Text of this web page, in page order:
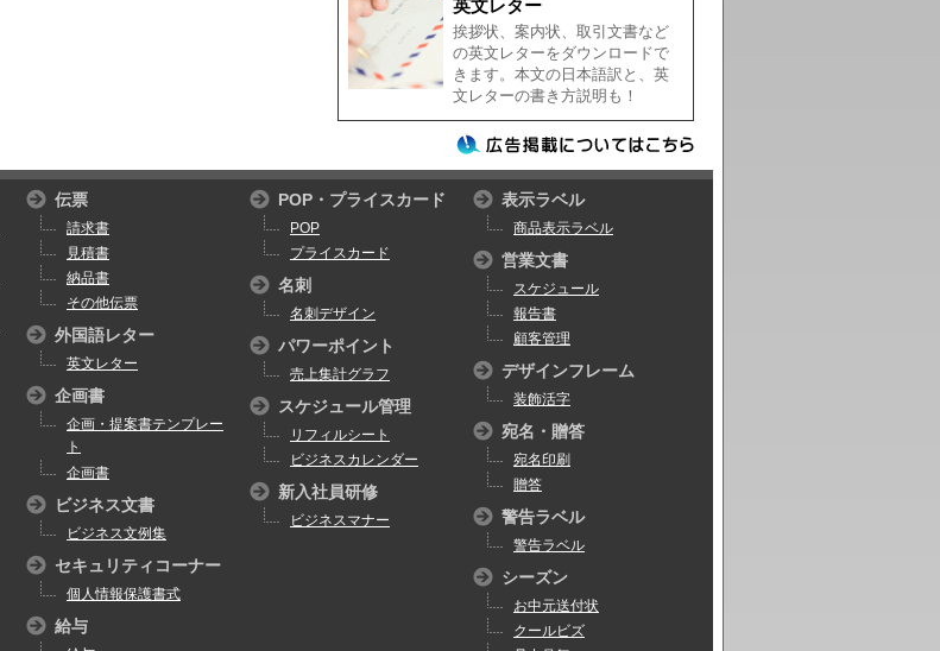
英文レター
挨拶状、案内状、取引文書など
の英文レターをダウンロードで
きます。本文の日本語訳と、英
文レターの書き方説明も！
伝票
請求書
見積書
納品書
その他伝票
外国語レター
英文レター
企画書
企画・提案書テンプレー
ト
企画書
ビジネス文書
ビジネス文例集
セキュリティコーナー
個人情報保護書式
給与
POP・プライスカード
POP
プライスカード
名刺
名刺デザイン
パワーポイント
売上集計グラフ
スケジュール管理
リフィルシート
ビジネスカレンダー
新入社員研修
ビジネスマナー
表示ラベル
商品表示ラベル
営業文書
スケジュール
報告書
顧客管理
デザインフレーム
装飾活字
宛名・贈答
宛名印刷
贈答
警告ラベル
警告ラベル
シーズン
お中元送付状
クールビズ